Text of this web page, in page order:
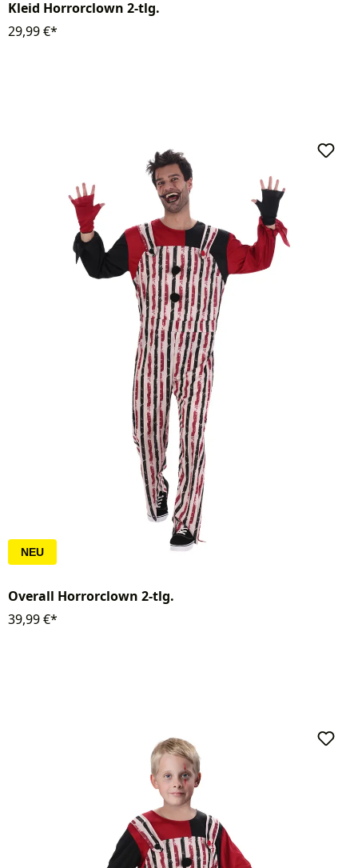
Kleid Horrorclown 2-tlg.
29,99 €*
NEU
Overall Horrorclown 2-tlg.
39,99 €*